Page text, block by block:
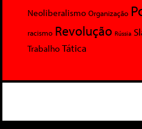
Neoliberalismo Organização
racismo Revolução Rússia
Trabalho Tática